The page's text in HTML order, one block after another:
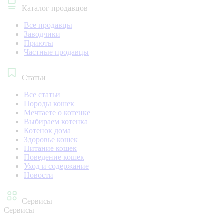
Каталог продавцов
Все продавцы
Заводчики
Приюты
Частные продавцы
Статьи
Все статьи
Породы кошек
Мечтаете о котенке
Выбираем котенка
Котенок дома
Здоровье кошек
Питание кошек
Поведение кошек
Уход и содержание
Новости
Сервисы
Сервисы